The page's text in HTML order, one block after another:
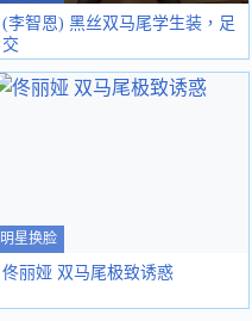
(李智恩) 黑丝双马尾学生装，足
交
明星换脸
佟丽娅 双马尾极致诱惑